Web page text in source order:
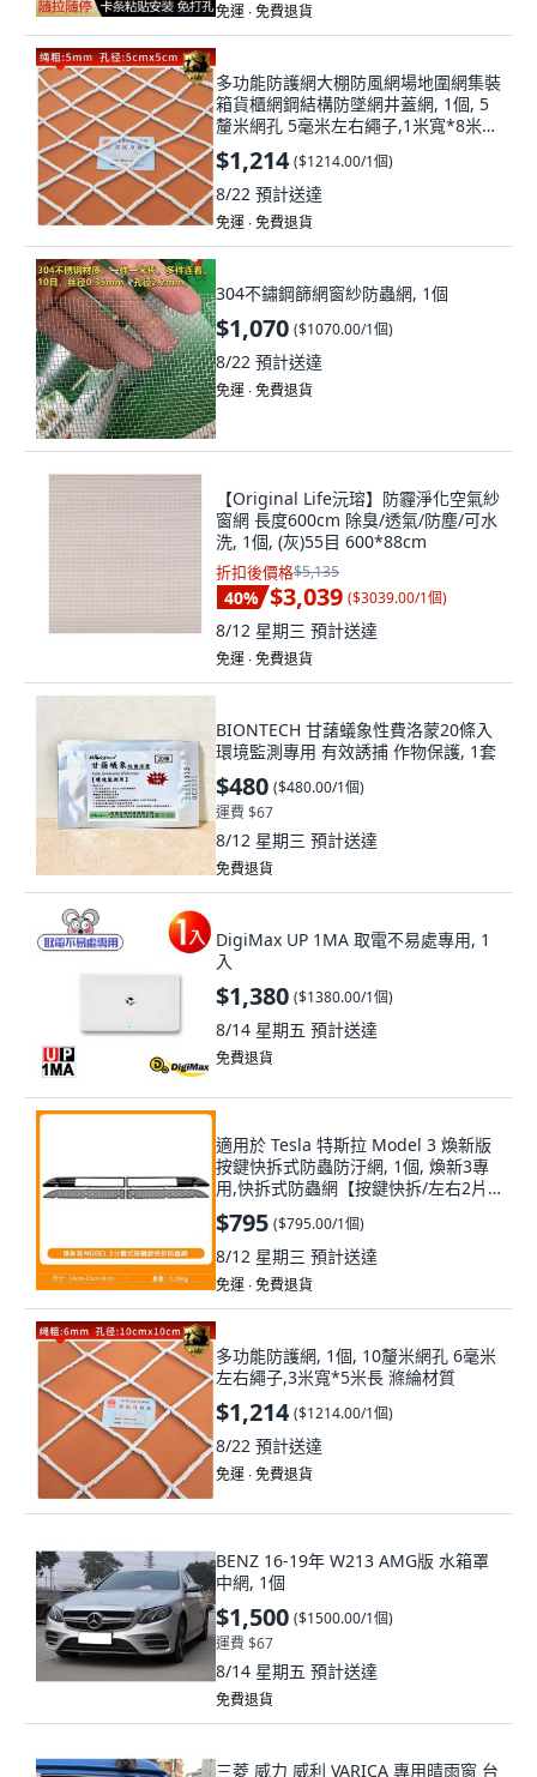
免運 ∙ 免費退貨
多功能防護網大棚防風網場地圍網集裝
箱貨櫃網鋼結構防墜網井蓋網, 1個, 5
釐米網孔 5毫米左右繩子,1米寬*8米長
滌綸材質
$1,214 ($1214.00/1個)
8/22 預計送達
免運 ∙ 免費退貨
304不鏽鋼篩網窗紗防蟲網, 1個
$1,070 ($1070.00/1個)
8/22 預計送達
免運 ∙ 免費退貨
【Original Life沅瑢】防霾淨化空氣紗
窗網 長度600cm 除臭/透氣/防塵/可水
洗, 1個, (灰)55目 600*88cm
折扣後價格$5,135
40% $3,039 ($3039.00/1個)
8/12 星期三 預計送達
免運 ∙ 免費退貨
BIONTECH 甘藷蟻象性費洛蒙20條入
環境監測專用 有效誘捕 作物保護, 1套
$480 ($480.00/1個)
運費 $67
8/12 星期三 預計送達
免費退貨
DigiMax UP 1MA 取電不易處專用, 1
入
$1,380 ($1380.00/1個)
8/14 星期五 預計送達
免費退貨
適用於 Tesla 特斯拉 Model 3 煥新版
按鍵快拆式防蟲防汙網, 1個, 煥新3專
用,快拆式防蟲網【按鍵快拆/左右2片
式】
$795 ($795.00/1個)
8/12 星期三 預計送達
免運 ∙ 免費退貨
多功能防護網, 1個, 10釐米網孔 6毫米
左右繩子,3米寬*5米長 滌綸材質
$1,214 ($1214.00/1個)
8/22 預計送達
免運 ∙ 免費退貨
BENZ 16-19年 W213 AMG版 水箱罩
中網, 1個
$1,500 ($1500.00/1個)
運費 $67
8/14 星期五 預計送達
免費退貨
三菱 威力 威利 VARICA 專用晴雨窗 台